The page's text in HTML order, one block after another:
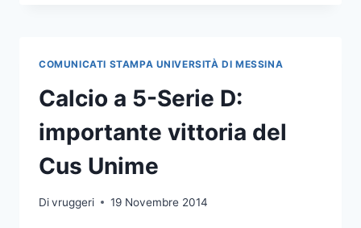
COMUNICATI STAMPA UNIVERSITÀ DI MESSINA
Calcio a 5-Serie D:
importante vittoria del
Cus Unime
Divruggeri 19 Novembre 2014